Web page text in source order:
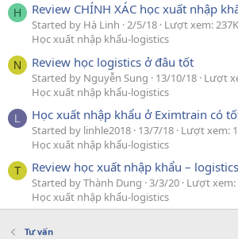
H Review CHÍNH XÁC học xuất nhập
Started by Hà Linh 2/5/18 Lượt xem: 237K
Học xuất nhập khẩu-logistics
N Review học logistics ở đâu tốt
Started by Nguyễn Sung 13/10/18 Lượt
Học xuất nhập khẩu-logistics
L Học xuất nhập khẩu ở Eximtrain có
Started by linhle2018 13/7/18 Lượt xem:
Học xuất nhập khẩu-logistics
T Review học xuất nhập khẩu –
Started by Thành Dung 3/3/20 Lượt xem:
Học xuất nhập khẩu-logistics
Tư vấn